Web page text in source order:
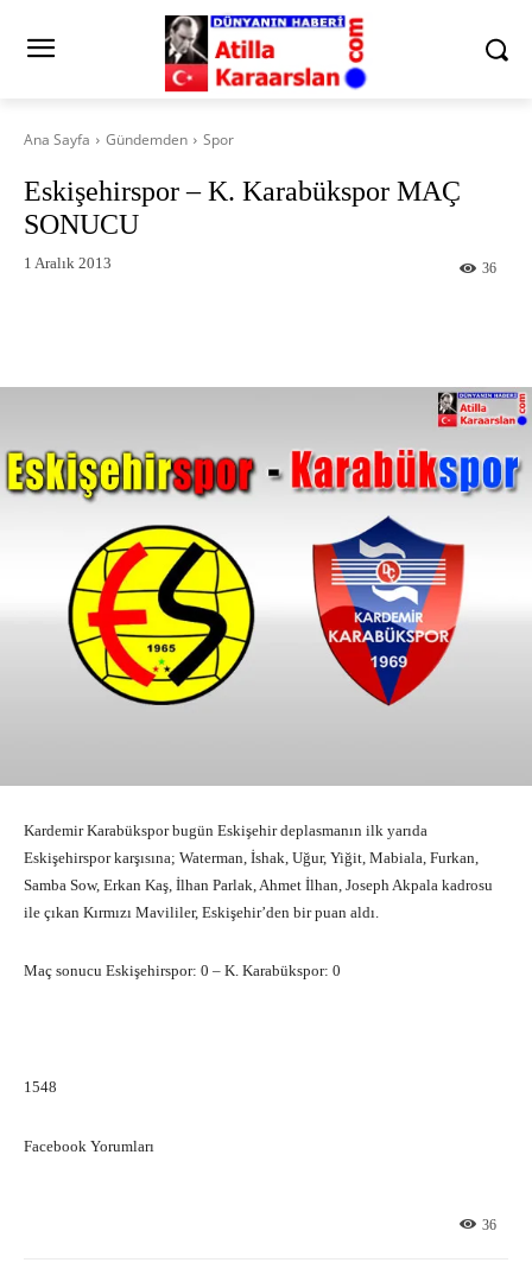
Ana Sayfa Gündemden Spor
Eskişehirspor – K. Karabükspor MAÇ
SONUCU
1 Aralık 2013 36
Kardemir Karabükspor bugün Eskişehir deplasmanın ilk yarıda
Eskişehirspor karşısına; Waterman, İshak, Uğur, Yiğit, Mabiala, Furkan,
Samba Sow, Erkan Kaş, İlhan Parlak, Ahmet İlhan, Joseph Akpala kadrosu
ile çıkan Kırmızı Mavililer, Eskişehir’den bir puan aldı.
Maç sonucu Eskişehirspor: 0 – K. Karabükspor: 0
1548
Facebook Yorumları
36